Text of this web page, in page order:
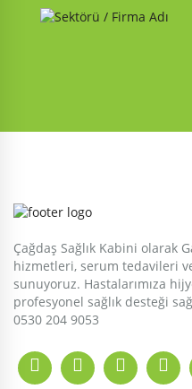
Çağdaş Sağlık Kabini olarak
hizmetleri, serum tedavileri
sunuyoruz. Hastalarımıza
profesyonel sağlık desteği
0530 204 9053